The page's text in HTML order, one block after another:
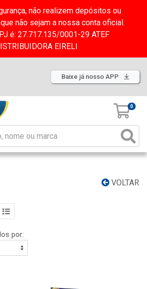
não realizem depósitos ou
não sejam a nossa conta oficial.
é: 27.717.135/0001-29 ATEF
EIRELI
Baixe já nosso APP
0
VOLTAR
por: